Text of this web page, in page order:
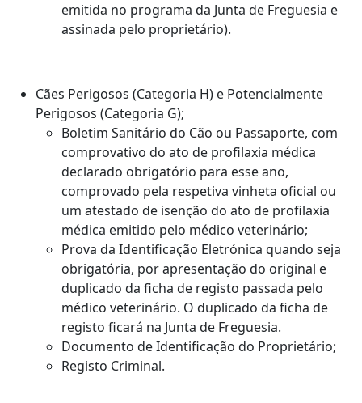
emitida no programa da Junta de Freguesia e
assinada pelo proprietário).
Cães Perigosos (Categoria H) e Potencialmente
Perigosos (Categoria G);
Boletim Sanitário do Cão ou Passaporte, com
comprovativo do ato de profilaxia médica
declarado obrigatório para esse ano,
comprovado pela respetiva vinheta oficial ou
um atestado de isenção do ato de profilaxia
médica emitido pelo médico veterinário;
Prova da Identificação Eletrónica quando seja
obrigatória, por apresentação do original e
duplicado da ficha de registo passada pelo
médico veterinário. O duplicado da ficha de
registo ficará na Junta de Freguesia.
Documento de Identificação do Proprietário;
Registo Criminal.